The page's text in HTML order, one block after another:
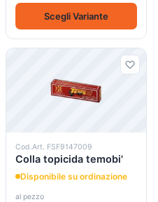
Scegli Variante
Cod.Art. FSF9147009
Colla topicida temobi'
Disponibile su ordinazione
al pezzo